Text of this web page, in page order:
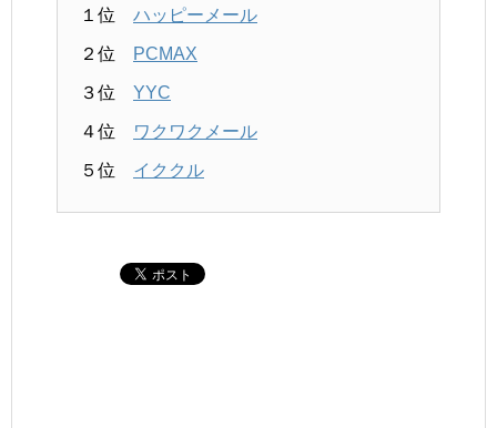
１位 ハッピーメール
２位 PCMAX
３位 YYC
４位 ワクワクメール
５位 イククル